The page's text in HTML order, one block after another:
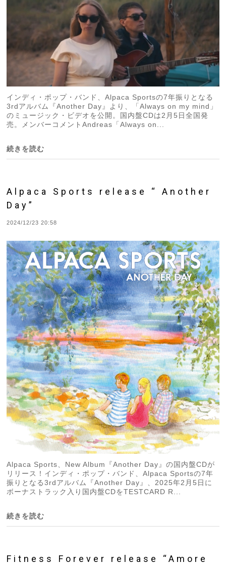
インディ・ポップ・バンド、Alpaca Sportsの7年振りとなる
3rdアルバム『Another Day』より、「Always on my mind」
のミュージック・ビデオを公開。国内盤CDは2月5日全国発
売。メンバーコメントAndreas「Always on...
続きを読む
Alpaca Sports release “ Another
Day”
2024/12/23 20:58
Alpaca Sports、New Album『Another Day』の国内盤CDが
リリース！インディ・ポップ・バンド、Alpaca Sportsの7年
振りとなる3rdアルバム『Another Day』、2025年2月5日に
ボーナストラック入り国内盤CDをTESTCARD R...
続きを読む
Fitness Forever release “Amore